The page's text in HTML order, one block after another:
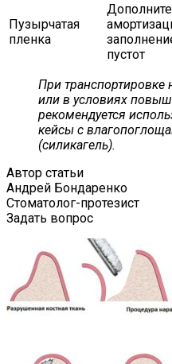
Пузырчатая
пленка
пустот
При транспортировке
или в условиях
рекомендуется
кейсы с
(силикагель).
Автор статьи
Андрей Бондаренко
Стоматолог-протезист
Задать вопрос